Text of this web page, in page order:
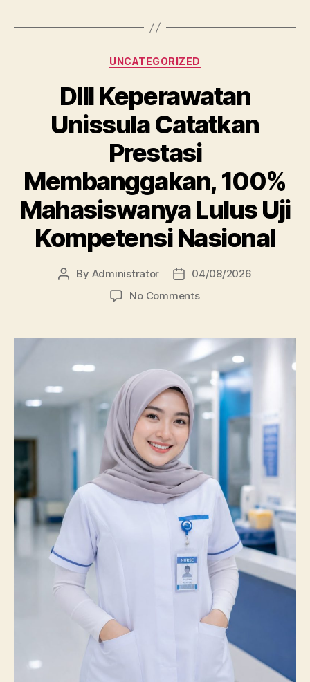
Categories
UNCATEGORIZED
DIII Keperawatan
Unissula Catatkan
Prestasi
Membanggakan, 100%
Mahasiswanya Lulus Uji
Kompetensi Nasional
Post
By Administrator
Post04/08/2026
No Commentson
Unissula
Catatkan
Prestasi
Membanggakan,
100%
Mahasiswanya
Kompetensi
Nasional